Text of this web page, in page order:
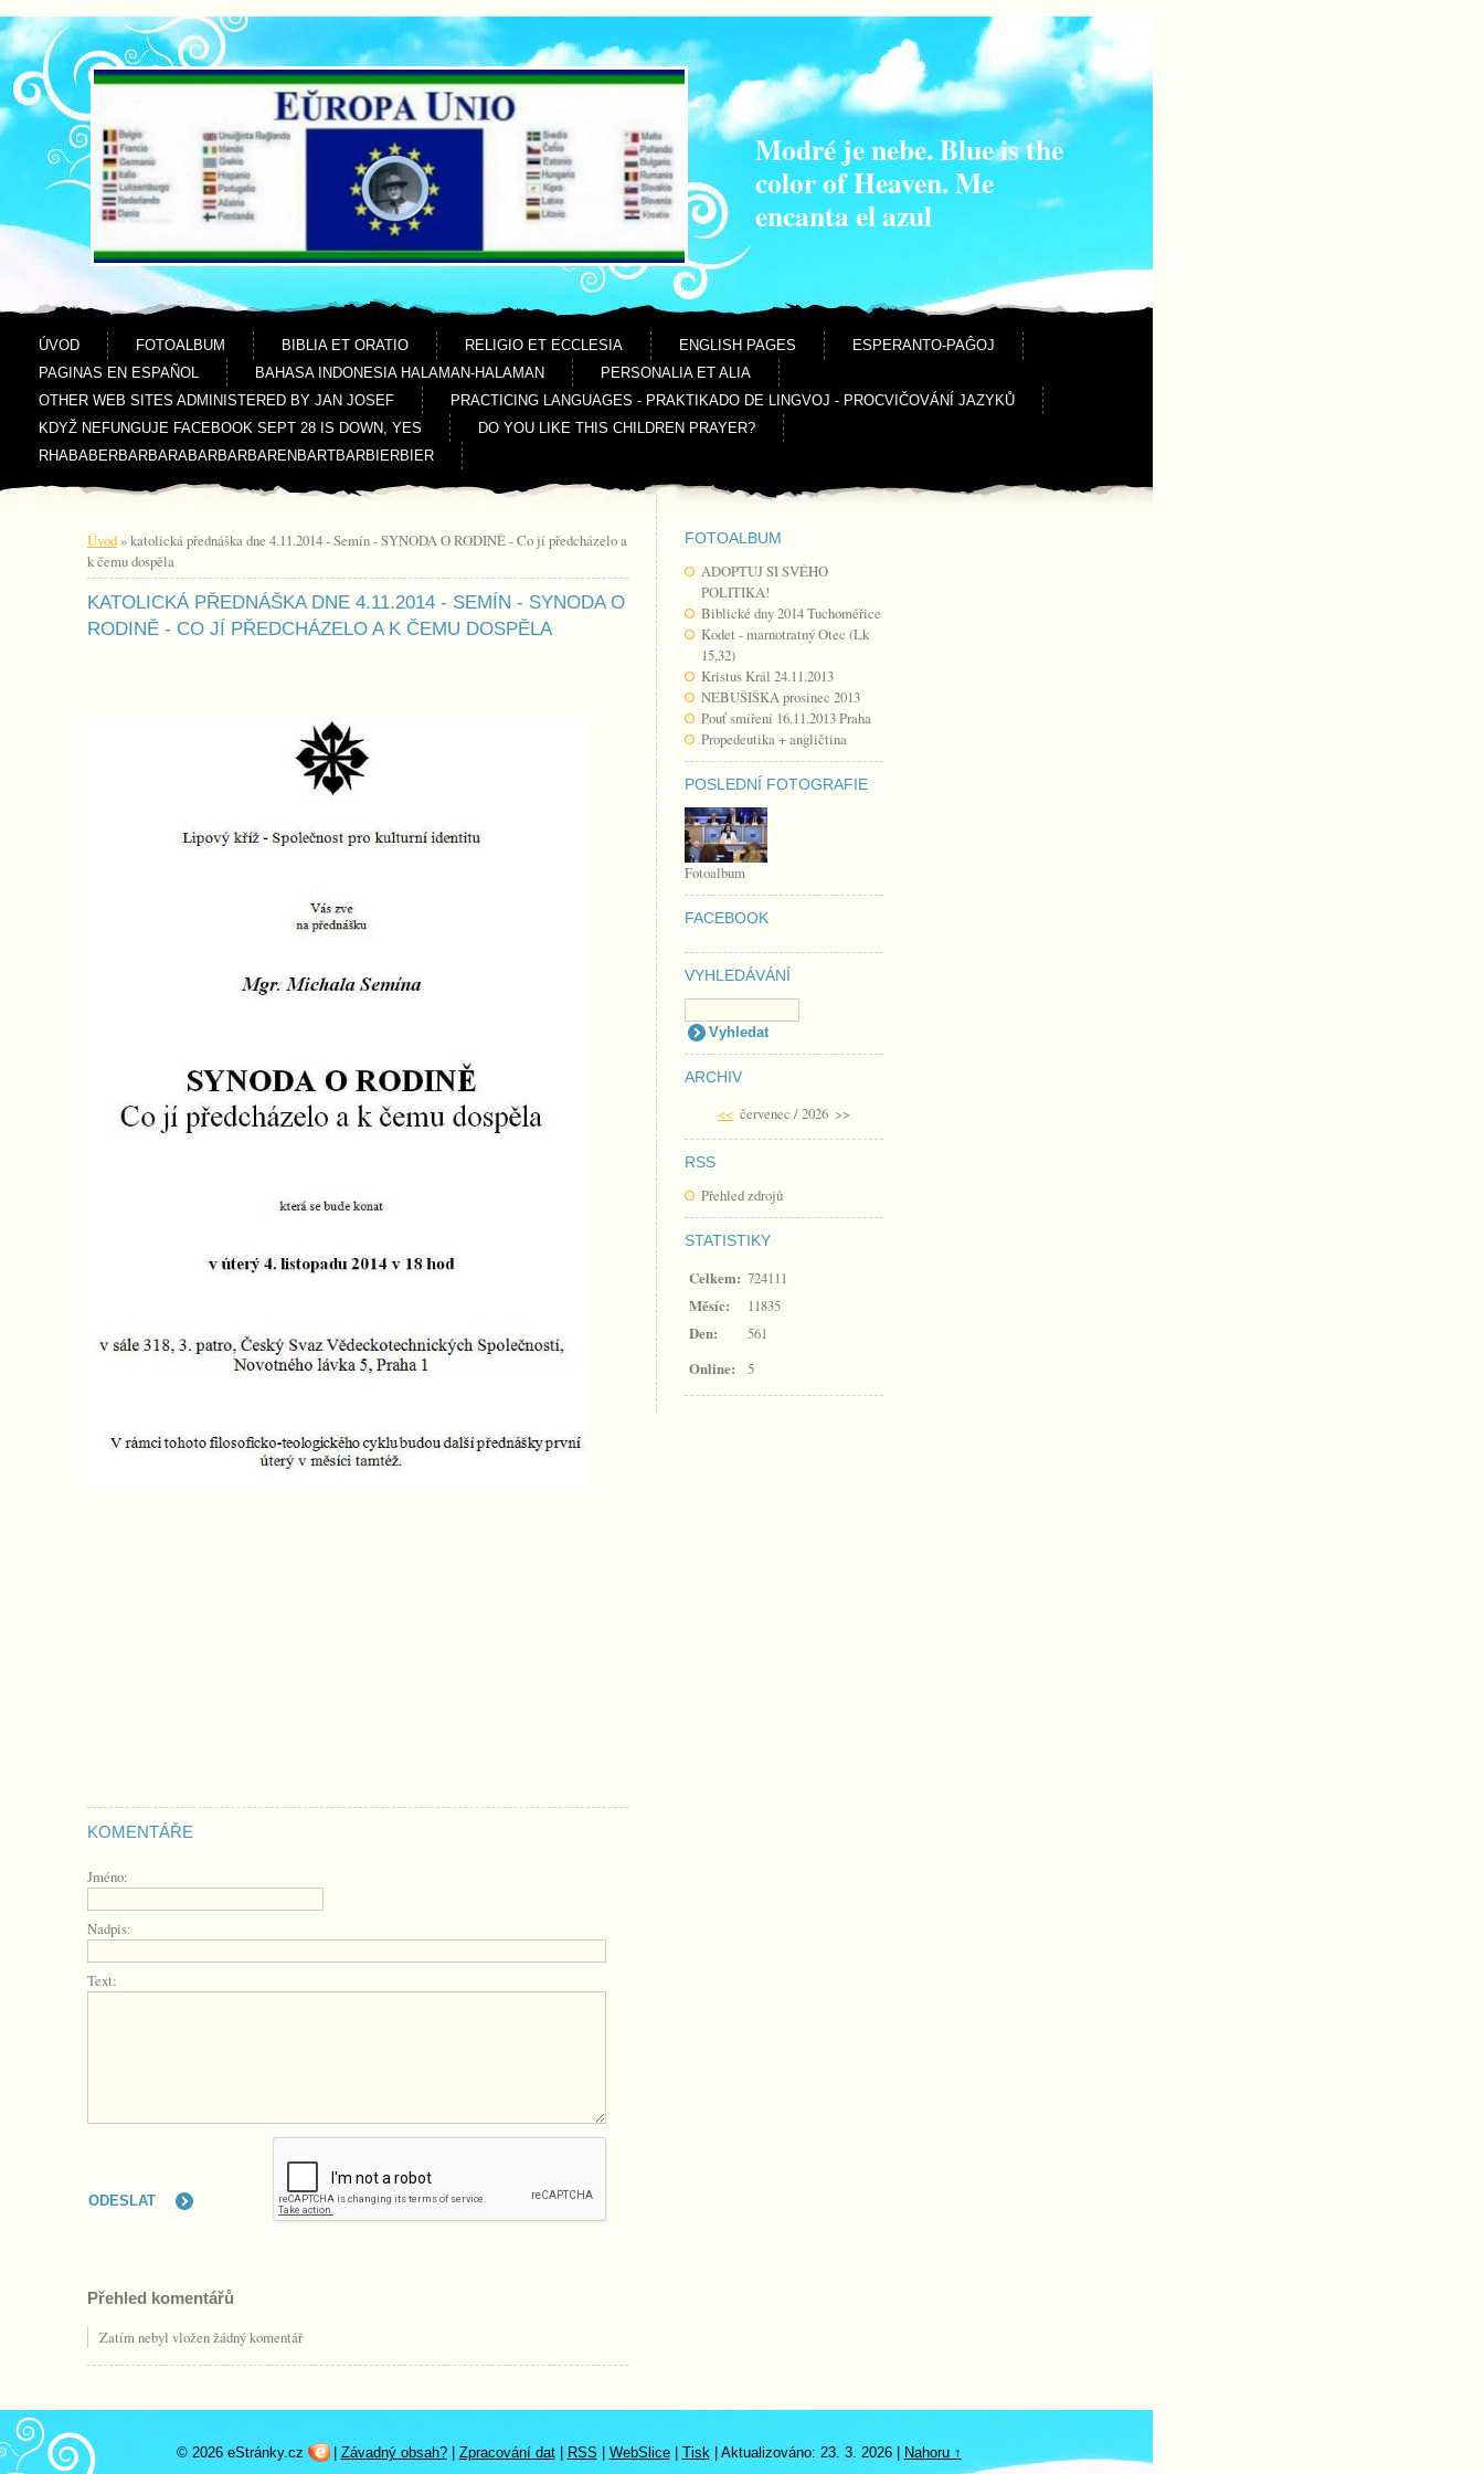
Jdi na obsah
Jdi na menu
Modré je nebe. Blue is the
color of Heaven. Me
encanta el azul
ÚVOD FOTOALBUM BIBLIA ET ORATIO RELIGIO ET ECCLESIA ENGLISH PAGES
ESPERANTO-PAĜOJ
PAGINAS EN ESPAÑOL
BAHASA INDONESIA HALAMAN-HALAMAN
PERSONALIA ET ALIA
OTHER WEB SITES ADMINISTERED BY JAN JOSEF
PRACTICING LANGUAGES - PRAKTIKADO DE LINGVOJ - PROCVIČOVÁNÍ JAZYKŮ
KDYŽ NEFUNGUJE FACEBOOK SEPT 28 IS DOWN, YES
DO YOU LIKE THIS CHILDREN PRAYER?
RHABABERBARBARABARBARBARENBARTBARBIERBIER
FOTOALBUM
ADOPTUJ SI SVÉHO
POLITIKA!
Biblické dny 2014 Tuchoměřice
Kodet - marnotratný Otec (Lk
15,32)
Kristus Král 24.11.2013
NEBUŠIŠKA prosinec 2013
Pouť smíření 16.11.2013 Praha
Propedeutika + angličtina
POSLEDNÍ FOTOGRAFIE
Fotoalbum
FACEBOOK
VYHLEDÁVÁNÍ
ARCHIV
<< červenec / 2026 >>
RSS
Přehled zdrojů
STATISTIKY
Online: 5
Celkem: 724111
Měsíc:
11835
Den:
561
Úvod»katolická přednáška dne 4.11.2014 - Semín - SYNODA O RODINĚ - Co jí předcházelo a
k čemu dospěla
KATOLICKÁ PŘEDNÁŠKA DNE 4.11.2014 - SEMÍN - SYNODA O
RODINĚ - CO JÍ PŘEDCHÁZELO A K ČEMU DOSPĚLA
KOMENTÁŘE
Jméno:
Nadpis:
Text:
Přehled komentářů
Zatím nebyl vložen žádný komentář
© 2026 eStránky.cz Závadný obsah?| Zpracování dat| RSS WebSlice Tisk| Aktualizováno: 23. 3. 2026| Nahoru ↑